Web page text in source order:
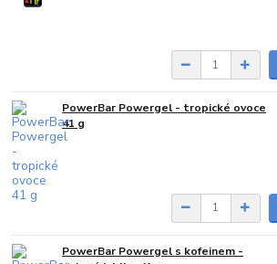
PowerBar Powergel - tropické ovoce
41 g
PowerBar Powergel s kofeinem -